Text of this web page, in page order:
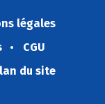
légales
CGU
du site